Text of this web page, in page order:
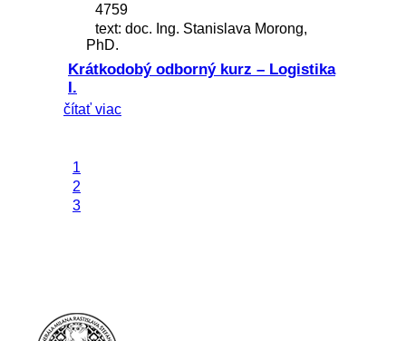
4759
text: doc. Ing. Stanislava Morong,
PhD.
Krátkodobý odborný kurz – Logistika
I.
čítať viac
1
2
3